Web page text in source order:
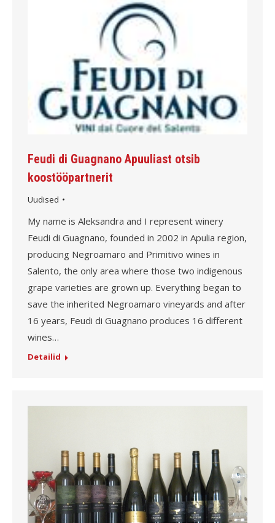
Feudi di Guagnano Apuuliast otsib
koostööpartnerit
Uudised
My name is Aleksandra and I represent winery
Feudi di Guagnano, founded in 2002 in Apulia region,
producing Negroamaro and Primitivo wines in
Salento, the only area where those two indigenous
grape varieties are grown up. Everything began to
save the inherited Negroamaro vineyards and after
16 years, Feudi di Guagnano produces 16 different
wines…
Detailid